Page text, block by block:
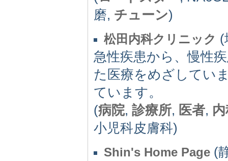
磨, チューン)
松田内科クリニック (
急性疾患から、慢性
た医療をめざしてい
ています。
(病院, 診療所, 医者,
小児科皮膚科)
Shin's Home Page (